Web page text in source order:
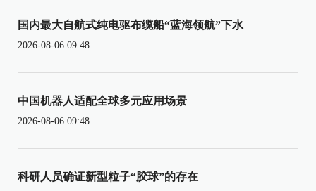
国内最大自航式纯电驱布缆船“蓝海领航”下水
2026-08-06 09:48
中国机器人适配全球多元应用场景
2026-08-06 09:48
科研人员确证新型粒子“胶球”的存在